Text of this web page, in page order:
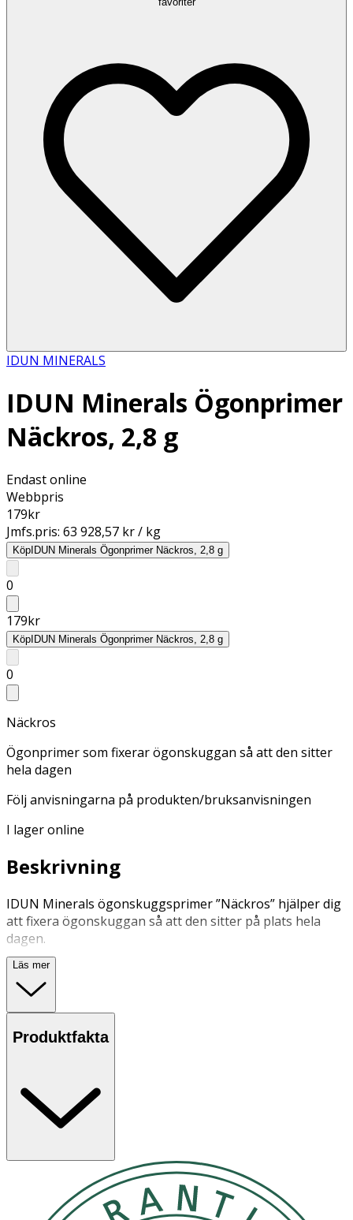
IDUN MINERALS
IDUN Minerals Ögonprimer
Näckros, 2,8 g
Endast online
Webbpris
179kr
Jmfs.pris: 63 928,57 kr / kg
KöpIDUN Minerals Ögonprimer Näckros, 2,8 g
0
179kr
KöpIDUN Minerals Ögonprimer Näckros, 2,8 g
0
Näckros
Ögonprimer som fixerar ögonskuggan så att den sitter
hela dagen
Följ anvisningarna på produkten/bruksanvisningen
I lager online
Beskrivning
IDUN Minerals ögonskuggsprimer ”Näckros” hjälper dig
att fixera ögonskuggan så att den sitter på plats hela
dagen.
Näckros appliceras över hela ögonlocket med samma
applikator som du använder till ögonskugga, och
därefter applicerar du valfri ögonskugga ovanpå.
enkel och smidig att applicera innan ögonskugga.
Läs mer
Produktfakta